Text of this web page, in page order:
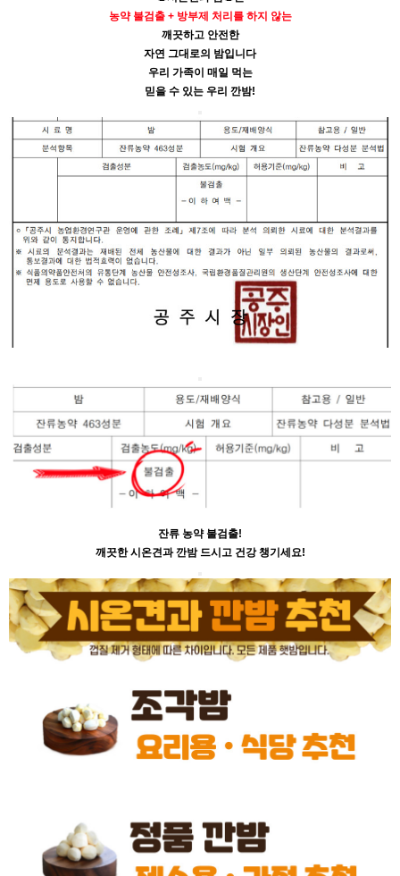
농약 불검출 + 방부제 처리를 하지 않는
깨끗하고 안전한
자연 그대로의 밤입니다
우리 가족이 매일 먹는
믿을 수 있는 우리 깐밤!
잔류 농약 불검출!
깨끗한 시온견과 깐밤 드시고 건강 챙기세요!